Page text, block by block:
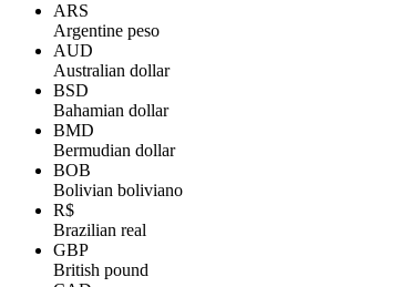
ARS
Argentine peso
AUD
Australian dollar
BSD
Bahamian dollar
BMD
Bermudian dollar
BOB
Bolivian boliviano
R$
Brazilian real
GBP
British pound